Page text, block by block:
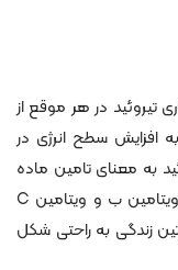
تیروئید در هر موقع از
افزایش سطح انرژی در
به معنای تامین ماده
معدنی پتاسیم، ویتامین B6 از خانواده گروه ویتامین ب و ویتامین C
زندگی به راحتی شکل